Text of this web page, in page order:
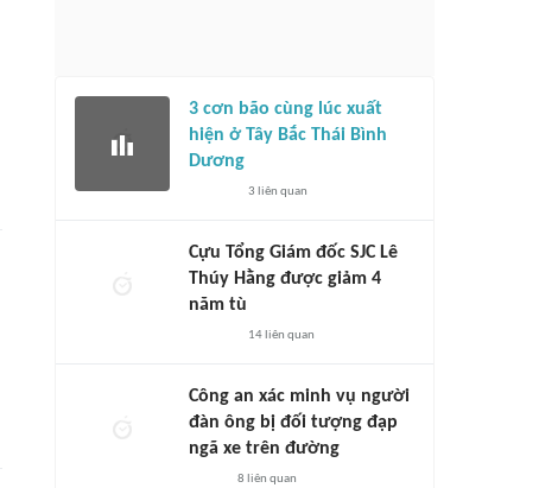
3 cơn bão cùng lúc xuất
hiện ở Tây Bắc Thái Bình
Dương
3 liên quan
Cựu Tổng Giám đốc SJC Lê
Thúy Hằng được giảm 4
năm tù
14 liên quan
Công an xác minh vụ người
đàn ông bị đối tượng đạp
ngã xe trên đường
8 liên quan